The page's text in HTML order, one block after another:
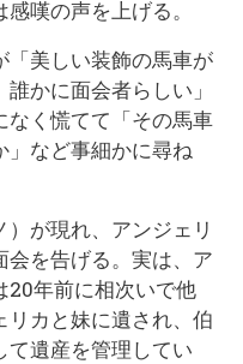
嘆の声を上げる。
「美しい装飾の馬車が
かに面会者らしい」
なく慌てて「その馬車
」など事細かに尋ね
が現れ、アンジェリ
会を告げる。実は、ア
20年前に相次いで他
カと妹に遺され、伯
遺産を管理してい